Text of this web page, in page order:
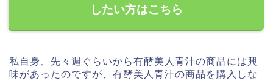
したい方はこちら
私自身、先々週ぐらいから有酵美人青汁の商品には興
味があったのですが、有酵美人青汁の商品を購入しな